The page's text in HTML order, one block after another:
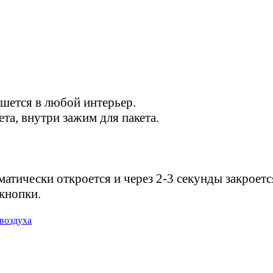
в любой интерьер.
внутри зажим для пакета.
откроется и через 2-3 секунды